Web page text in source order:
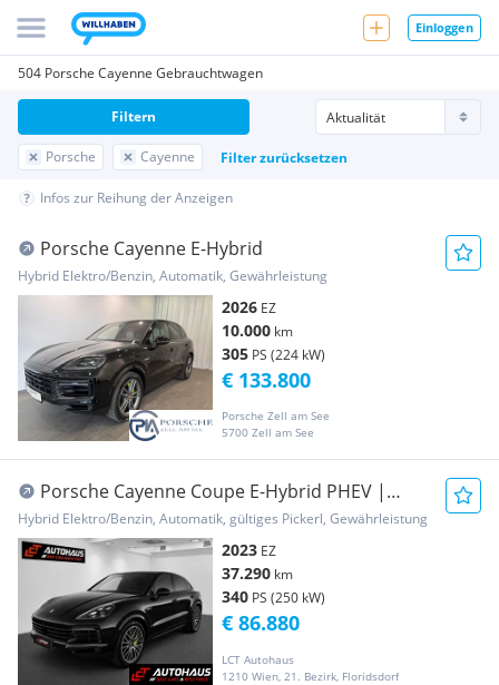
Einloggen
504 Porsche Cayenne Gebrauchtwagen
Porsche Cayenne Filter zurücksetzen
Filtern
Infos zur Reihung der Anzeigen
Porsche Cayenne E-Hybrid
Hybrid Elektro/Benzin, Automatik, Gewährleistung
2026 EZ
10.000 km
305 PS (224 kW)
Porsche Zell am See
5700 Zell am See
€ 133.800
Porsche Cayenne Coupe E-Hybrid PHEV |
1.BESITZ |...
Hybrid Elektro/Benzin, Automatik, gültiges Pickerl, Gewährleistung
2023 EZ
37.290 km
340 PS (250 kW)
LCT Autohaus
1210 Wien, 21. Bezirk, Floridsdorf
€ 86.880